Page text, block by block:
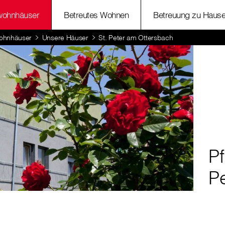
Betreutes Wohnen Betreuung zu Hause
Unsere Häuser St. Peter am Ottersbach